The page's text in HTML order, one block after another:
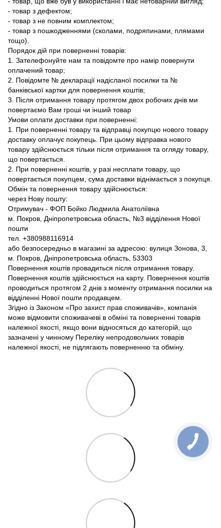
- товар з дефектом;
- товар з не повним комплектом;
- товар з пошкодженнями (сколами, подряпинами, плямами
тощо).
Порядок дій при поверненні товарів:
1. Зателефонуйте нам та повідомте про намір повернути
оплачений товар;
2. Повідомте № декларації надісланої посилки та №
банківської картки для повернення коштів;
3. Після отримання товару протягом двох робочих днів ми
повертаємо Вам гроші чи інший товар
Умови оплати доставки при поверненні:
1. При поверненні товару та відправці покупцю нового товару
доставку оплачує покупець. При цьому відправка нового
товару здійснюється тільки після отримання та огляду товару,
що повертається.
2. При поверненні коштів, у разі несплати товару, що
повертається покупцем, сума доставки віднімається з покупця.
Обмін та повернення товару здійснюється:
через Нову пошту:
Отримувач - ФОП Бойко Людмила Анатоліївна
м. Покров, Дніпропетровська область, №3 відділення Нової
пошти
тел. +380988116914
або безпосередньо в магазині за адресою: вулиця Зонова, 3,
м. Покров, Дніпропетровська область, 53303
Повернення коштів провадиться після отримання товару.
Повернення коштів здійснюється на карту. Повернення коштів
проводиться протягом 2 днів з моменту отримання посилки на
відділенні Нової пошти продавцем.
Згідно із Законом «Про захист прав споживачів», компанія
може відмовити споживачеві в обміні та поверненні товарів
належної якості, якщо вони відносяться до категорій, що
зазначені у чинному Переліку непродовольчих товарів
належної якості, не підлягають поверненню та обміну.